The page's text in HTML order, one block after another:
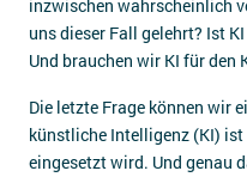
inzwischen wahrscheinlich
uns dieser Fall gelehrt? Ist
Und brauchen wir KI für den
Die letzte Frage können wir
künstliche Intelligenz (KI)
eingesetzt wird. Und genau